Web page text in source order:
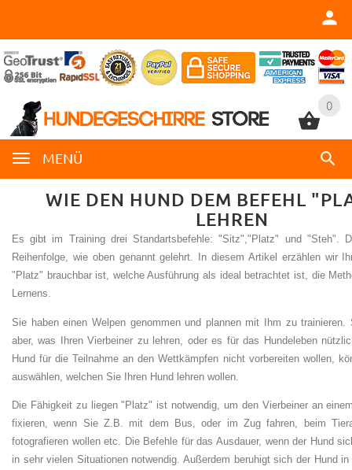
0
MENÜ
0
WIE DEN HUND DEM BEFEHL
LEHREN
Es gibt im Training drei Standartsbefehle: "Sitz","Platz" und "Steh".
Reihenfolge, wie oben genannt gelehrt. In diesem Artikel erzählen wir
"Platz" brauchbar ist, welche Ausführung als ideal betrachtet ist, die
Lernens.
Sie haben einen Welpen genommen und plannen mit Ihm zu
aber, was Ihren Vierbeiner zu lehren, oder es für das Hundeleben
Hund für die Teilnahme an den Wettkämpfen nicht vorbereiten wollen,
auswählen, welchen Sie Ihren Hund lehren wollen.
Die Fähigkeit zu liegen "Platz" ist notwendig, um den Vierbeiner an
fixieren, wenn Sie Z.B. mit dem Bus, oder im Zug fahren, beim
fotografieren wollen etc. Die Befehle für das Ausdauer, wenn der Hund
in sehr vielen Situationen notwendig. Außerdem beruhigt sich der Hund